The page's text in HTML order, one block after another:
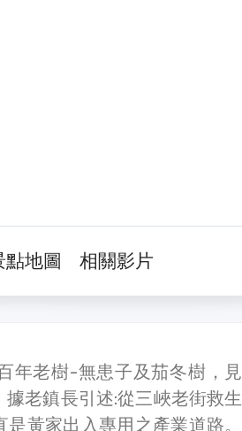
點地圖 相關影片
年老樹-無患子及茄冬樹，見
老鎮長引述:從三峽老街救生
黃家出入專用之產業道路。